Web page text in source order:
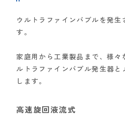
ウルトラファインバブルを発
す。
家庭用から工業製品まで、様々
ルトラファインバブル発生器と
します。
高速旋回液流式